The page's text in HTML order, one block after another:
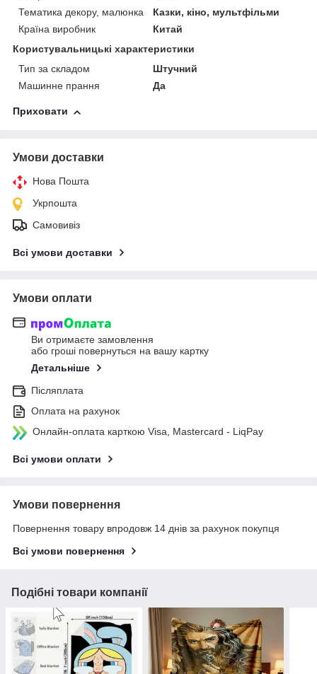
Тематика декору, малюнка
Казки, кіно, мультфільми
Країна виробник
Китай
Користувальницькі характеристики
Тип за складом
Штучний
Машинне прання
Да
Приховати
Умови доставки
Нова Пошта
Укрпошта
Самовивіз
Всі умови доставки
Умови оплати
Ви отримаєте замовлення
або гроші повернуться на вашу картку
Детальніше
Післяплата
Оплата на рахунок
Онлайн-оплата карткою Visa, Mastercard - LiqPay
Всі умови оплати
Умови повернення
Повернення товару впродовж 14 днів за рахунок покупця
Всі умови повернення
Подібні товари компанії